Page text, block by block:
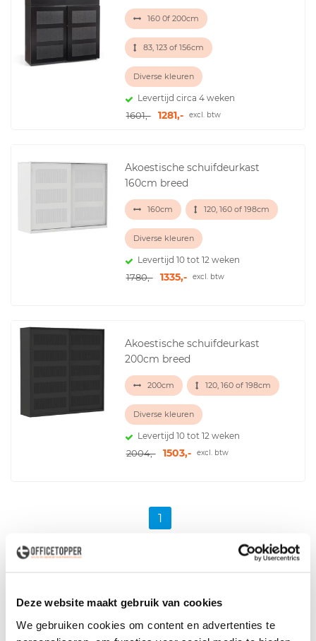
Deze website maakt gebruik van cookies
We gebruiken cookies om content en advertenties te
160 0f 200cm
83, 123 of 156cm
Diverse kleuren
Levertijd circa 4 weken
1601,- 1281,- excl. btw
Akoestische schuifdeurkast
160cm breed
160cm 120, 160 of 198cm
Diverse kleuren
Levertijd 10 tot 12 weken
1780,- 1335,- excl. btw
Akoestische schuifdeurkast
200cm breed
200cm 120, 160 of 198cm
Diverse kleuren
Levertijd 10 tot 12 weken
2004,- 1503,- excl. btw
1
Een schuifdeurkast kopen?